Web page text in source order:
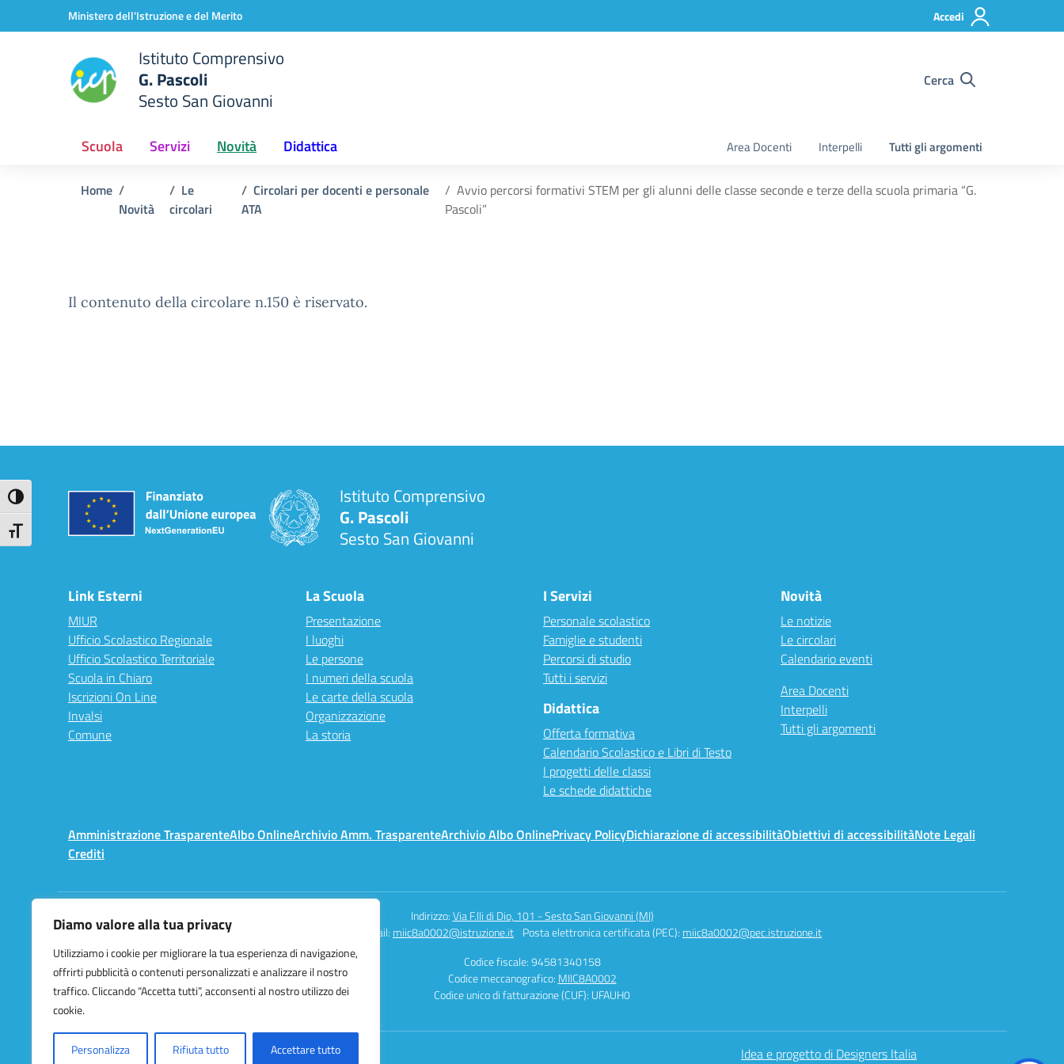
Diamo valore alla tua privacy
Utilizziamo i cookie per migliorare la tua esperienza di navigazione,
offrirti pubblicità o contenuti personalizzati e analizzare il nostro
traffico. Cliccando “Accetta tutti”, acconsenti al nostro utilizzo dei
cookie.
Personalizza Rifiuta tutto Accettare tutto
Attiva/disattiva alto contrasto
Attiva/disattiva dimensione testo
Vai ai contenuti
Vai al menu di navigazioneMinistero dell'Istruzione e del Merito Accedi
Istituto Comprensivo
G. Pascoli
Sesto San Giovanni
Cerca
Scuola Servizi Novità Didattica Area Docenti Interpelli Tutti gli argomenti
Home
Novità
Le
circolari
Circolari per docenti e personale
ATA
Avvio percorsi formativi STEM per gli alunni delle classe seconde e terze della scuola primaria “G.
Pascoli”
Il contenuto della circolare n.150 è riservato.
Istituto Comprensivo
G. Pascoli
Sesto San Giovanni
Link Esterni
MIUR
Ufficio Scolastico Regionale
Ufficio Scolastico Territoriale
Scuola in Chiaro
Iscrizioni On Line
Invalsi
Comune
La Scuola
Presentazione
I luoghi
Le persone
I numeri della scuola
Le carte della scuola
Organizzazione
La storia
I Servizi
Personale scolastico
Famiglie e studenti
Percorsi di studio
Tutti i servizi
Didattica
Offerta formativa
Calendario Scolastico e Libri di Testo
I progetti delle classi
Le schede didattiche
Novità
Le notizie
Le circolari
Calendario eventi
Area Docenti
Interpelli
Tutti gli argomenti
Amministrazione TrasparenteAlbo OnlineArchivio Amm. TrasparenteArchivio Albo OnlinePrivacy PolicyDichiarazione di accessibilitàObiettivi di accessibilitàNote Legali
Crediti
Indirizzo:Via F.lli di Dio, 101 - Sesto San Giovanni (MI)
Email: miic8a0002@istruzione.it Posta elettronica certificata (PEC): miic8a0002@pec.istruzione.it
Codice fiscale: 94581340158
Codice meccanografico: MIIC8A0002
Codice unico di fatturazione (CUF): UFAUH0
Idea e progetto di Designers Italia